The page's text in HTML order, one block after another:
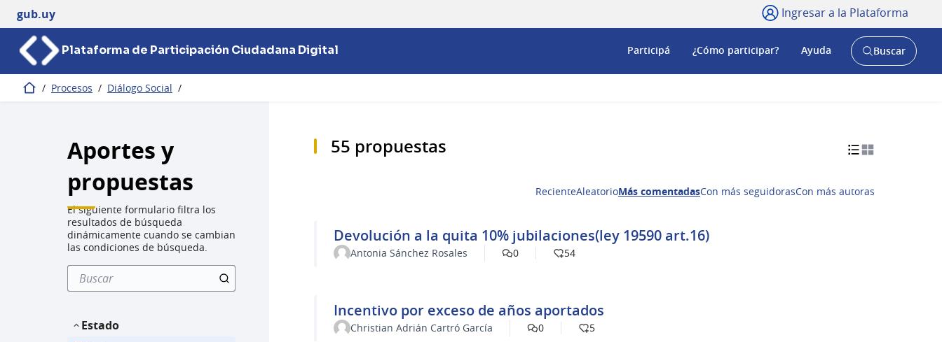
gub.uy Ingresar a la Plataforma
Plataforma de Participación Ciudadana Digital Participá ¿Cómo participar? Ayuda
AbrirBuscar
Inicio / Procesos / Diálogo Social /
Aportes y
propuestas
El siguiente formulario filtra los
resultados de búsqueda
dinámicamente cuando se cambian
las condiciones de búsqueda.
Estado
55 propuestas
RecienteAleatorioMás comentadasCon más seguidorasCon más autoras
Devolución a la quita 10% jubilaciones(ley 19590 art.16)
Antonia Sánchez Rosales 0 54
Incentivo por exceso de años aportados
Christian Adrián Cartró García 0 5